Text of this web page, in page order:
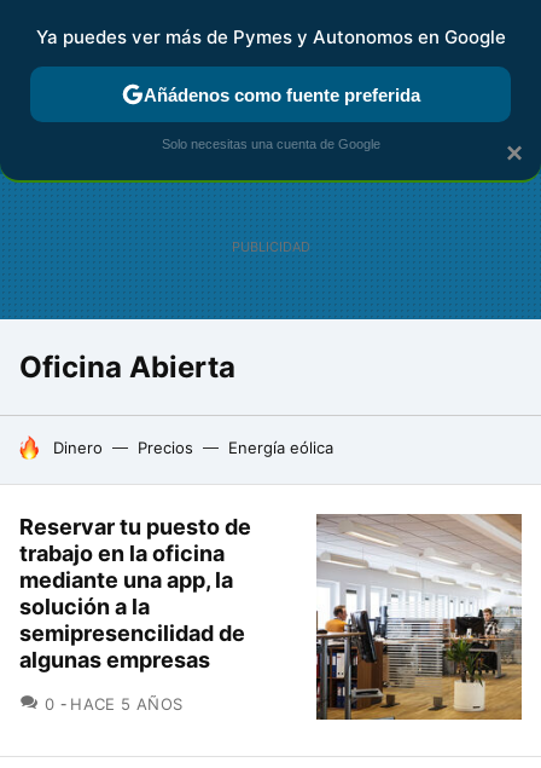
FISCALIDAD Y CONTABILIDAD KIT DIGITAL RENTA
Oficina Abierta
HOY SE HABLA DE
Dinero Precios Energía eólica
Reservar tu puesto de
trabajo en la oficina
mediante una app, la
solución a la
semipresencilidad de
algunas empresas
0 COMENTARIOS
HACE 5 AÑOS
×
Ya puedes ver más de Pymes y Autonomos en Google
Añádenos como fuente preferida
Solo necesitas una cuenta de Google